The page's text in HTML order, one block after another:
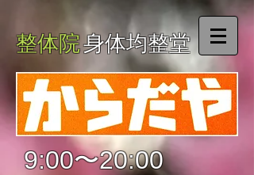
整体院身体均整堂
9:00〜20:00